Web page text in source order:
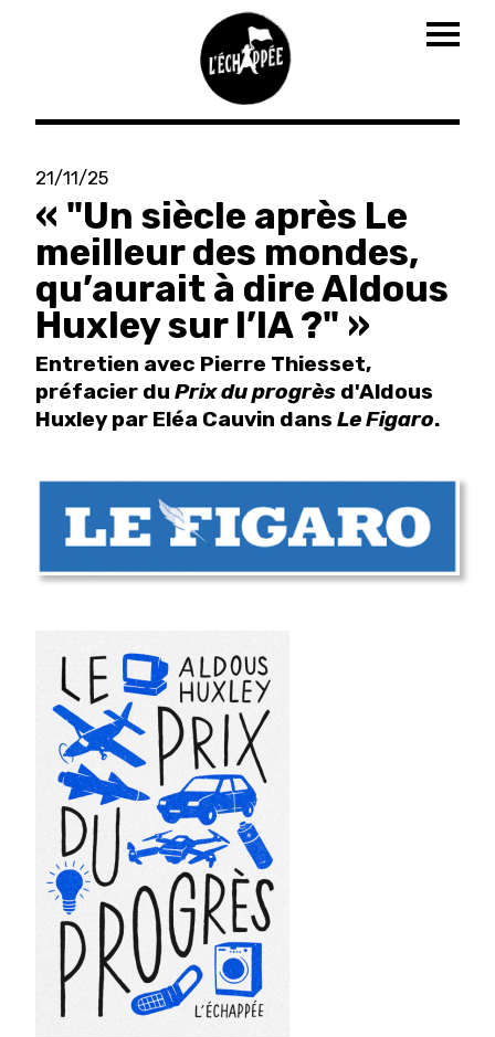
Aller
contenu
principal
21/11/25
« "Un siècle après Le
meilleur des mondes,
qu’aurait à dire Aldous
Huxley sur l’IA ?" »
Entretien avec Pierre Thiesset,
préfacier du Prix du progrès d'Aldous
Huxley par Eléa Cauvin dans Le Figaro.